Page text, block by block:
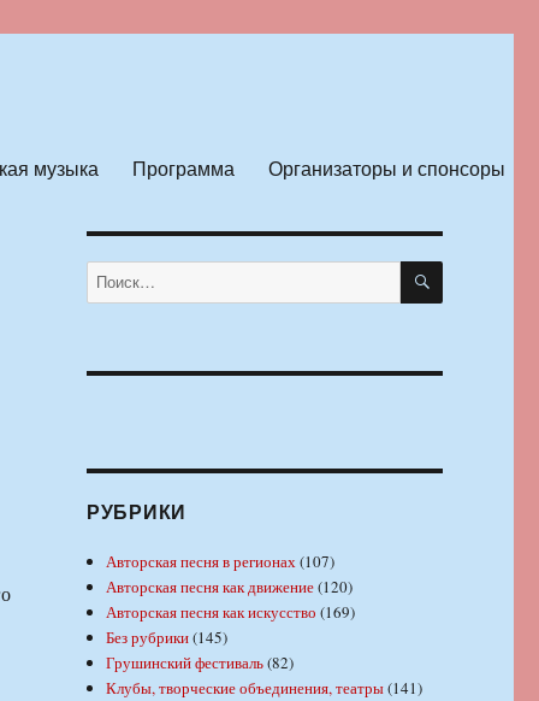
музыка Программа Организаторы и спонсоры
Искать: ПОИСК
РУБРИКИ
Авторская песня в регионах(107)
Авторская песня как движение(120)
Авторская песня как искусство (169)
Без рубрики(145)
Грушинский фестиваль(82)
Клубы, творческие объединения, театры(141)